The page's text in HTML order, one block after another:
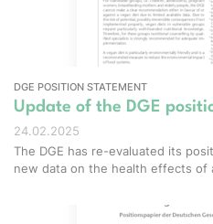
DGE POSITION STATEMENT
Update of the DGE
24.02.2025
The DGE has re-evaluated its
new data on the health effects of